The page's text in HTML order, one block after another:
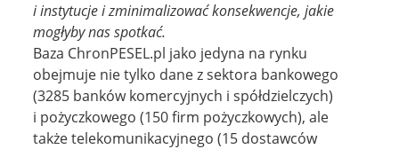
i instytucje i zminimalizować konsekwencje, jakie
mogłyby nas spotkać.
Baza ChronPESEL.pl jako jedyna na rynku
obejmuje nie tylko dane z sektora bankowego
(3285 banków komercyjnych i spółdzielczych)
i pożyczkowego (150 firm pożyczkowych), ale
także telekomunikacyjnego (15 dostawców